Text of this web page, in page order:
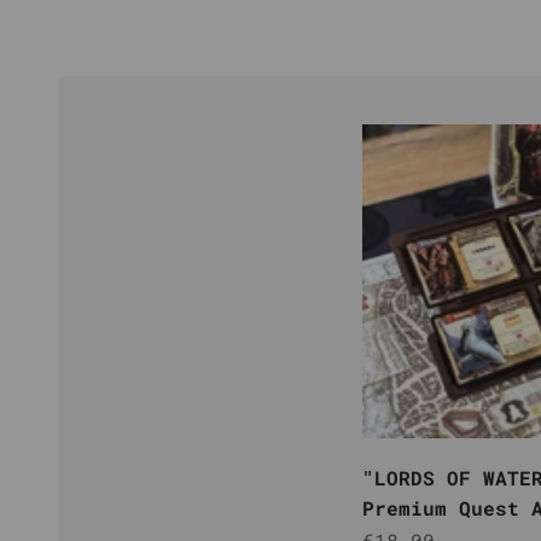
"LORDS OF
Premium Quest